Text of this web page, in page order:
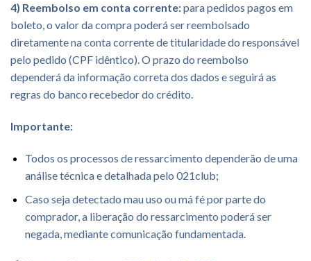
4) Reembolso em conta corrente:para pedidos pagos em
boleto, o valor da compra poderá ser reembolsado
diretamente na conta corrente de titularidade do responsável
pelo pedido (CPF idêntico). O prazo do reembolso
dependerá da informação correta dos dados e seguirá as
regras do banco recebedor do crédito.
Importante:
Todos os processos de ressarcimento dependerão de uma
análise técnica e detalhada pelo 021club;
Caso seja detectado mau uso ou má fé por parte do
comprador, a liberação do ressarcimento poderá ser
negada, mediante comunicação fundamentada.